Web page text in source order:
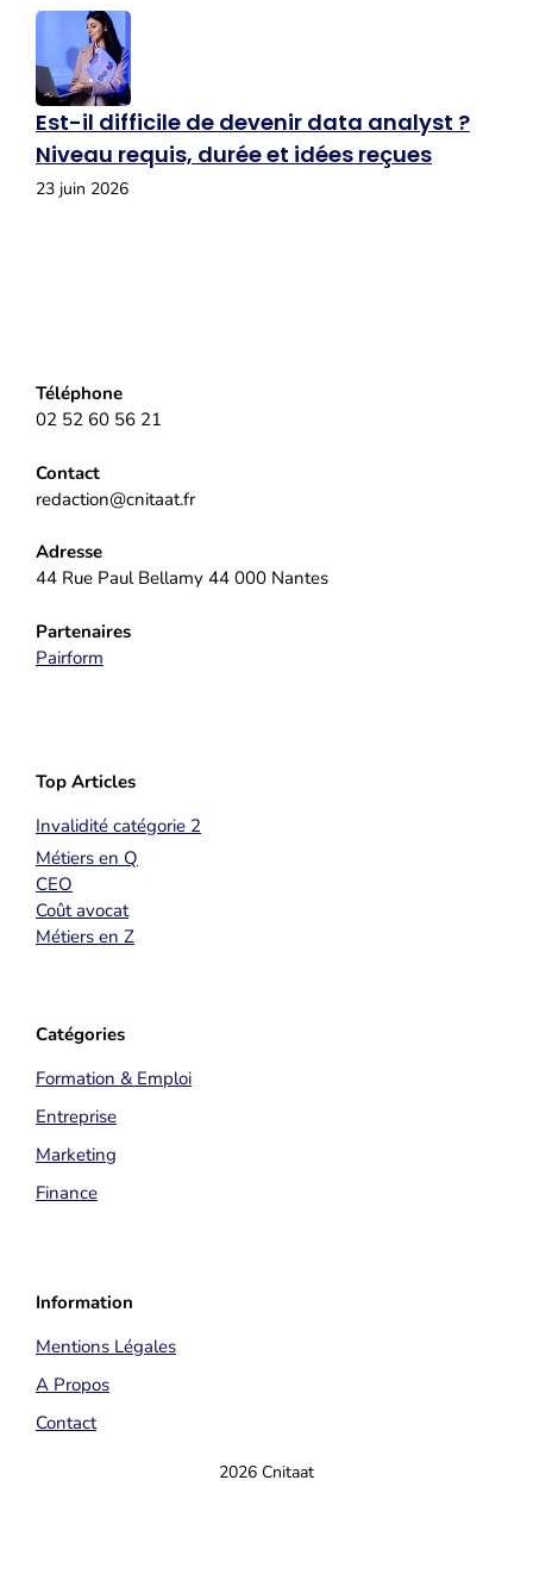
Est-il difficile de devenir data analyst ?
Niveau requis, durée et idées reçues
23 juin 2026
Téléphone
02 52 60 56 21
Contact
redaction@cnitaat.fr
Adresse
44 Rue Paul Bellamy 44 000 Nantes
Partenaires
Pairform
Top Articles
Invalidité catégorie 2
Métiers en Q
CEO
Coût avocat
Métiers en Z
Catégories
Formation & Emploi
Entreprise
Marketing
Finance
Information
Mentions Légales
A Propos
Contact
2026 Cnitaat